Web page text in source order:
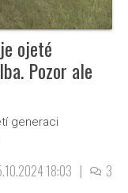
ojeté
Pozor ale
generaci
18:03 | 3